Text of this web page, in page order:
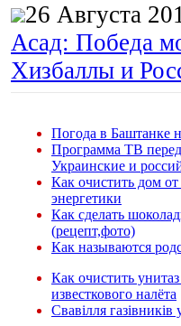
26 Августа
Асад: Победа
Хизбаллы и
Погода в Баштанке
Программа ТВ
Украинские и
Как очистить дом
энергетики
Как сделать
(рецепт,фото)
Как называются
Как очистить
известкового налёта
Свавілля газівників